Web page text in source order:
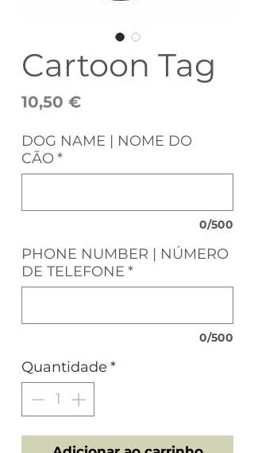
Cartoon Tag
10,50 €Preço
DOG NAME | NOME DO
CÃO *
0/500
PHONE NUMBER | NÚMERO
DE TELEFONE *
0/500
Quantidade *